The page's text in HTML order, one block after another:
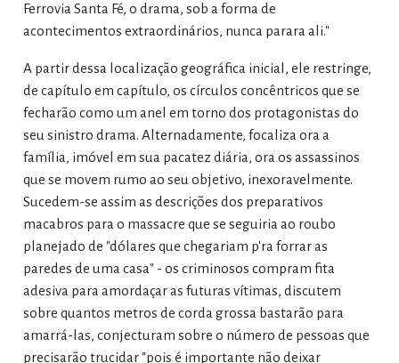
Ferrovia Santa Fé, o drama, sob a forma de
acontecimentos extraordinários, nunca parara ali."
A partir dessa localização geográfica inicial, ele restringe,
de capítulo em capítulo, os círculos concêntricos que se
fecharão como um anel em torno dos protagonistas do
seu sinistro drama. Alternadamente, focaliza ora a
família, imóvel em sua pacatez diária, ora os assassinos
que se movem rumo ao seu objetivo, inexoravelmente.
Sucedem-se assim as descrições dos preparativos
macabros para o massacre que se seguiria ao roubo
planejado de "dólares que chegariam p'ra forrar as
paredes de uma casa" - os criminosos compram fita
adesiva para amordaçar as futuras vítimas, discutem
sobre quantos metros de corda grossa bastarão para
amarrá-las, conjecturam sobre o número de pessoas que
precisarão trucidar "pois é importante não deixar